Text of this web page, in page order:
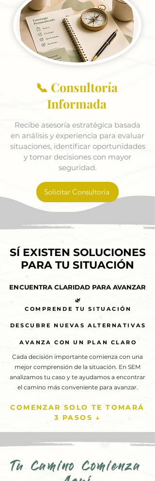
📞 Consultoría
Informada
Recibe asesoría estratégica basada
en análisis y experiencia para evaluar
situaciones, identificar oportunidades
y tomar decisiones con mayor
seguridad.
Solicitar Consultoría
SÍ EXISTEN SOLUCIONES
PARA TU SITUACIÓN
SÍ EXISTEN SOLUCIONES
PARA TU SITUACIÓN
ENCUENTRA CLARIDAD PARA AVANZAR
ENCUENTRA CLARIDAD PARA AVANZAR
🌿
COMPRENDE TU SITUACIÓN
DESCUBRE NUEVAS ALTERNATIVAS
AVANZA CON UN PLAN CLARO
🌿
COMPRENDE TU SITUACIÓN
DESCUBRE NUEVAS ALTERNATIVAS
AVANZA CON UN PLAN CLARO
Cada decisión importante comienza con una
mejor comprensión de la situación. En SEM
analizamos tu caso y te ayudamos a encontrar
el camino más conveniente para avanzar.
COMENZAR SOLO TE TOMARÁ
3 PASOS ↓
Tu Camino Comienza